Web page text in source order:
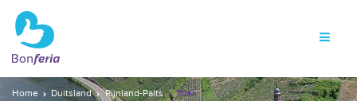
Home Duitsland Rijnland-Palts Trier